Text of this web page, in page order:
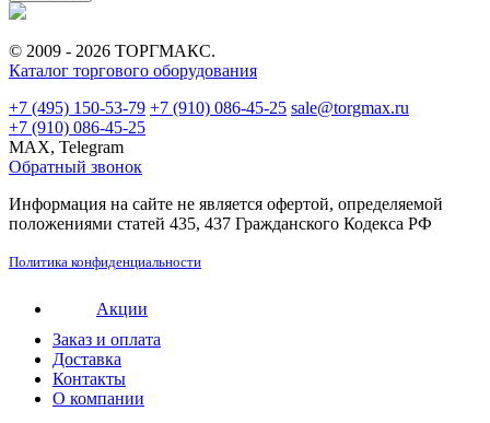
© 2009 - 2026 ТОРГМАКС.
Каталог торгового оборудования
+7 (495) 150-53-79 +7 (910) 086-45-25 sale@torgmax.ru
+7 (910) 086-45-25
MAX, Telegram
Обратный звонок
Информация на сайте не является офертой, определяемой
положениями статей 435, 437 Гражданского Кодекса РФ
Политика конфиденциальности
Акции
Заказ и оплата
Доставка
Контакты
О компании